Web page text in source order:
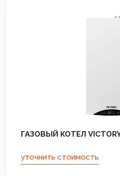
ГАЗОВЫЙ КОТЕЛ
уточнить стоимость